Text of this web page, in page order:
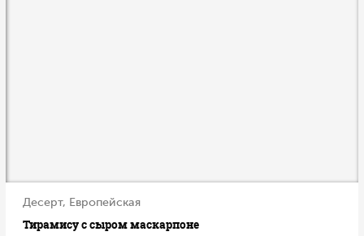
Десерт, Европейская
Тирамису с сыром маскарпоне